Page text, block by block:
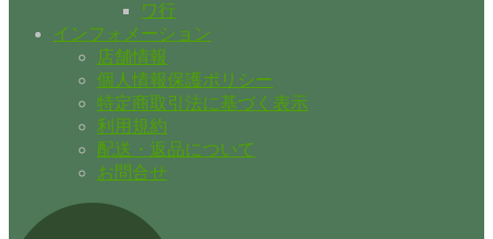
ワ行
インフォメーション
店舗情報
個人情報保護ポリシー
特定商取引法に基づく表示
利用規約
配送・返品について
お問合せ